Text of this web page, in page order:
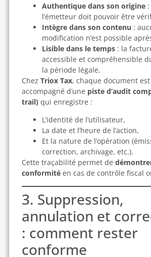
Authentique dans son origine:
l’émetteur doit pouvoir être
Intègre dans son contenu :
modification n’est possible
Lisible dans le temps: la
accessible et compréhensible
la période légale.
Chez Triox Tax, chaque document est
accompagné d’une piste d’audit
trail)qui enregistre :
L’identité de l’utilisateur,
La date et l’heure de l’action,
Et la nature de l’opération
correction, archivage, etc.).
Cette traçabilité permet de
conformitéen cas de contrôle fiscal
3. Suppression,
annulation et
: comment rester
conforme